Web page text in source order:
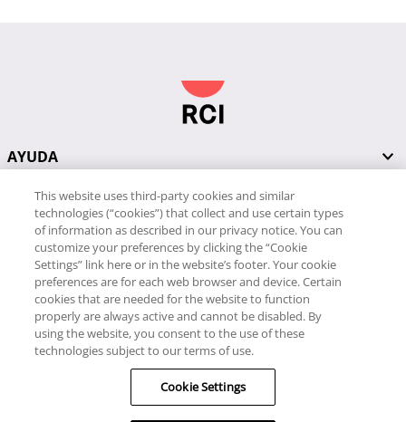
AYUDA
RECURSOS
PÓNGASE EN CONTACTO CON NOSOTROS
RCI
34 91 406 9058
This website uses third-party cookies and similar
technologies (“cookies”) that collect and use certain types
of information as described in our privacy notice. You can
customize your preferences by clicking the “Cookie
Settings” link here or in the website’s footer. Your cookie
preferences are for each web browser and device. Certain
cookies that are needed for the website to function
properly are always active and cannot be disabled. By
using the website, you consent to the use of these
technologies subject to our terms of use.
Cookie Settings